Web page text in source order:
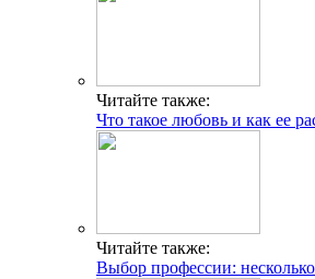
Читайте также:
Что такое любовь и как ее
Читайте также:
Выбор профессии: